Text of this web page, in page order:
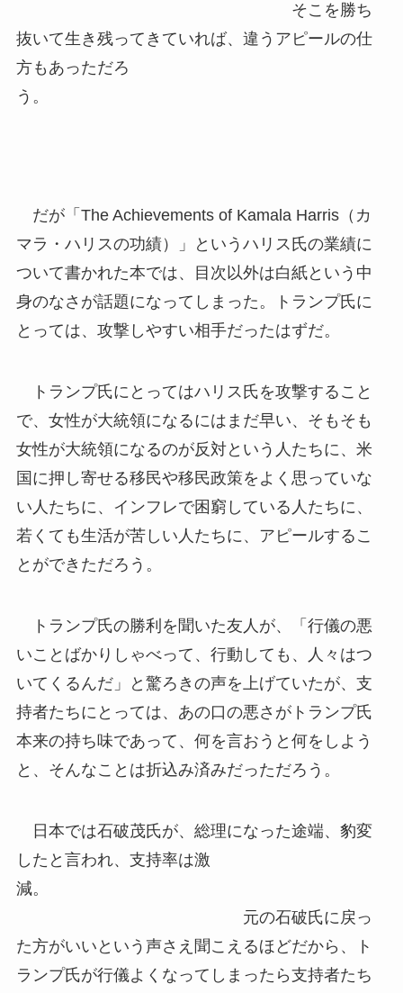
そこを勝ち
抜いて生き残ってきていれば、違うアピールの仕
方もあっただろ
う。
だが「The Achievements of Kamala Harris（カ
マラ・ハリスの功績）」というハリス氏の業績に
ついて書かれた本では、目次以外は白紙という中
身のなさが話題になってしまった。トランプ氏に
とっては、攻撃しやすい相手だったはずだ。
トランプ氏にとってはハリス氏を攻撃すること
で、女性が大統領になるにはまだ早い、そもそも
女性が大統領になるのが反対という人たちに、米
国に押し寄せる移民や移民政策をよく思っていな
い人たちに、インフレで困窮している人たちに、
若くても生活が苦しい人たちに、アピールするこ
とができただろう。
トランプ氏の勝利を聞いた友人が、「行儀の悪
いことばかりしゃべって、行動しても、人々はつ
いてくるんだ」と驚ろきの声を上げていたが、支
持者たちにとっては、あの口の悪さがトランプ氏
本来の持ち味であって、何を言おうと何をしよう
と、そんなことは折込み済みだっただろう。
日本では石破茂氏が、総理になった途端、豹変
したと言われ、支持率は激
減。
元の石破氏に戻っ
た方がいいという声さえ聞こえるほどだから、ト
ランプ氏が行儀よくなってしまったら支持者たち